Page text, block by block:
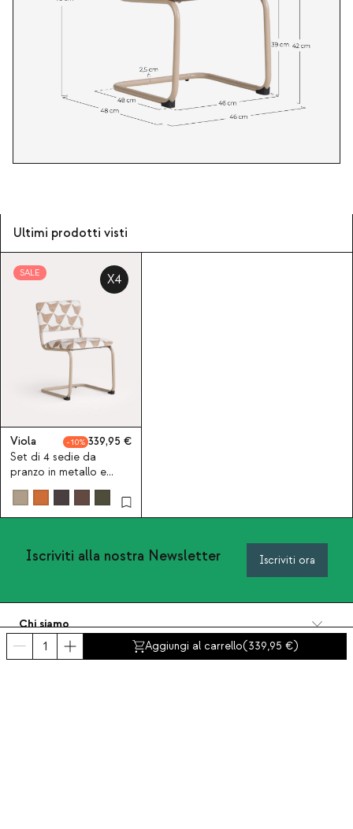
Aggiungi al carrello(339,95 )
Ultimi prodotti visti
SALE X4
Viola 10
339,95
Set di 4 sedie da
pranzo in metallo e
tessuto Viola
Iscriviti alla nostra Newsletter Iscriviti ora
Chi siamo
Categorie
Contatto e aiuto